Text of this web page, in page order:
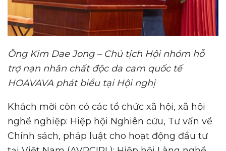
Ông Kim Dae Jong – Chủ tịch Hội nhóm hỗ
trợ nạn nhân chất độc da cam quốc tế
HOAVAVA phát biểu tại Hội nghị
Khách mời còn có các tổ chức xã hội, xã hội
nghề nghiệp: Hiệp hội Nghiên cứu, Tư vấn về
Chính sách, pháp luật cho hoạt động đầu tư